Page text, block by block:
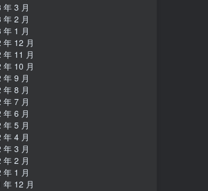
年 3 月
年 2 月
年 1 月
年 12 月
年 11 月
年 10 月
年 9 月
年 8 月
年 7 月
年 6 月
年 5 月
年 4 月
年 3 月
年 2 月
年 1 月
年 12 月